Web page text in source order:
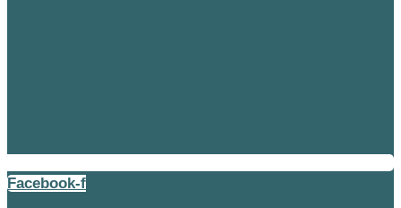
Facebook-f